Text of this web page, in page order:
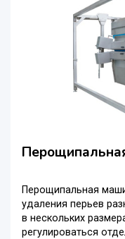
Перощипальная
удаления перьев
в нескольких
регулироваться